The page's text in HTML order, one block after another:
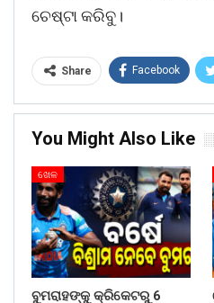
ଚେଷ୍ଟା କରିବୁ।
Share Facebook
You Might Also Like
ଖେଳ
ବୁମରାହଙ୍କୁ କ୍ରିକେଟରୁ 6